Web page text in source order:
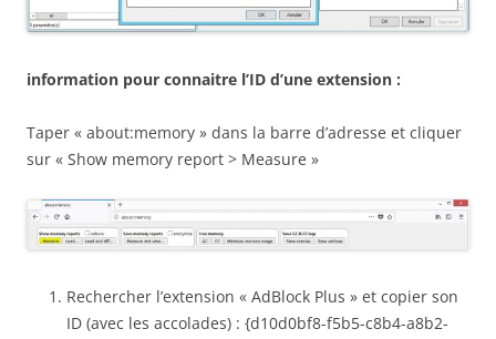
information pour connaitre l’ID d’une extension :
Taper « about:memory » dans la barre d’adresse et cliquer
sur « Show memory report > Measure »
Rechercher l’extension « AdBlock Plus » et copier son
ID (avec les accolades) : {d10d0bf8-f5b5-c8b4-a8b2-